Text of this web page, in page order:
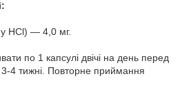
HCl) — 4,0 мг.
по 1 капсулі двічі на день перед
4 тижні. Повторне приймання